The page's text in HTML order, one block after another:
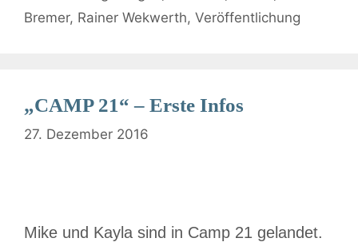
Bremer, Rainer Wekwerth, Veröffentlichung
„CAMP 21“ – Erste Infos
27. Dezember 2016
Mike und Kayla sind in Camp 21 gelandet.